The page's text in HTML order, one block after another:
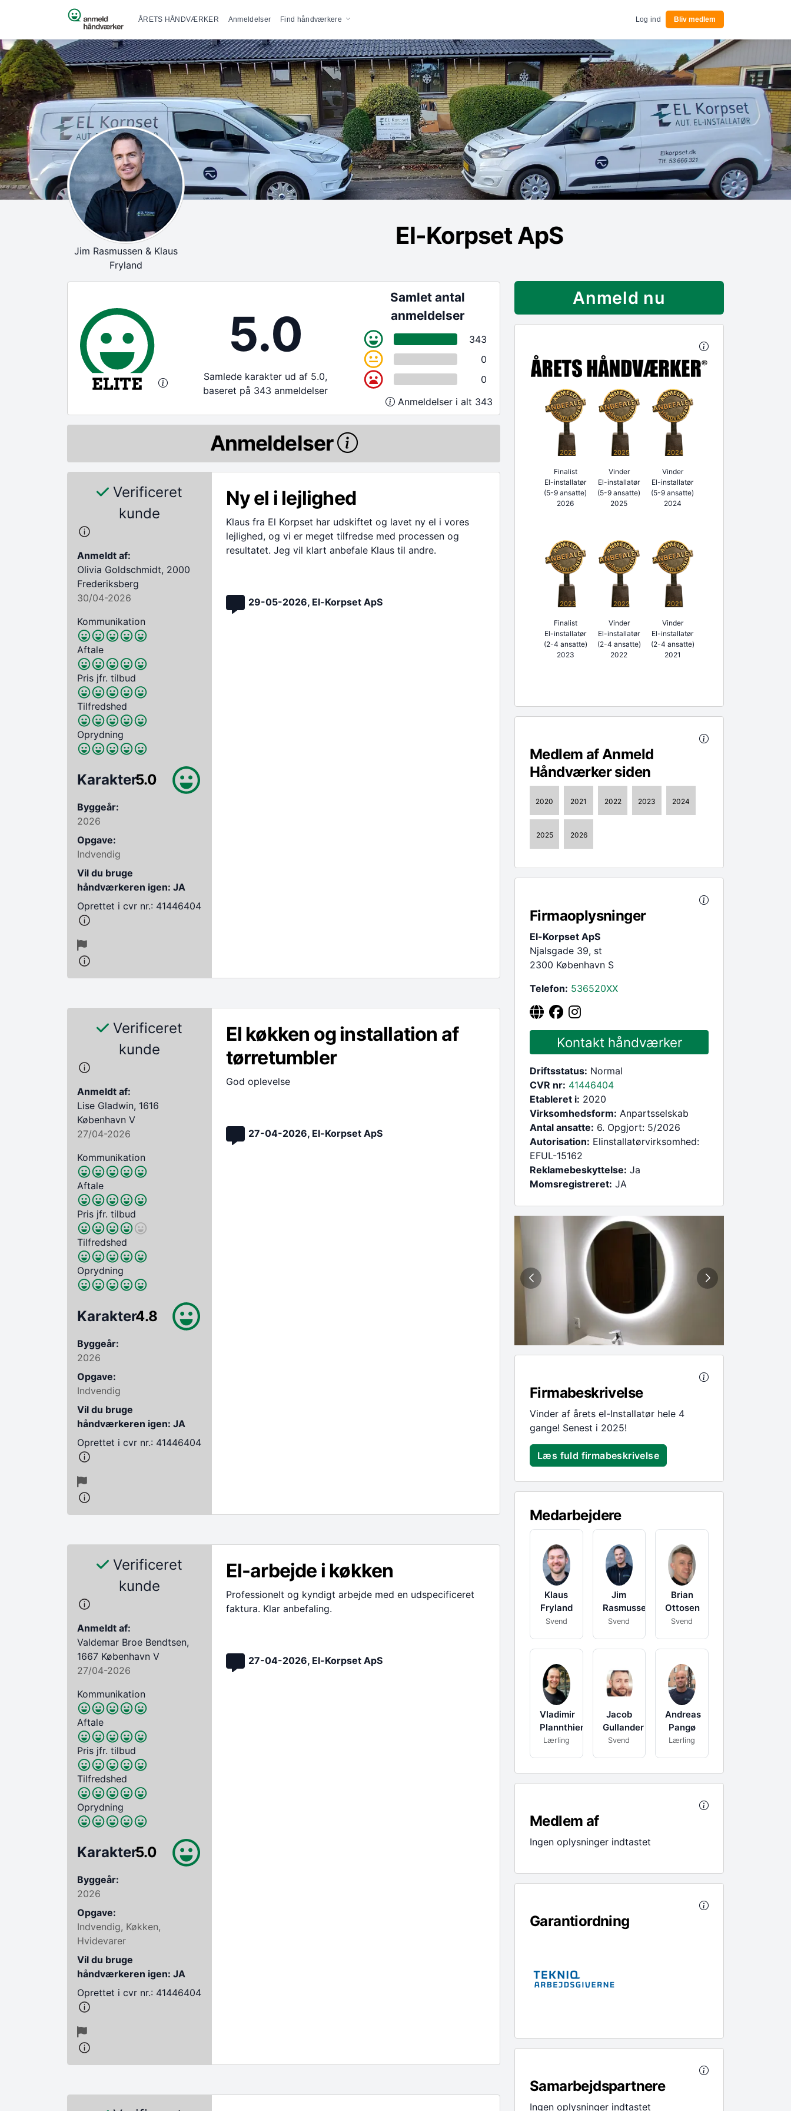
Spring til indhold Primær navigation
ÅRETS HÅNDVÆRKER Anmeldelser Find håndværkere Log ind Bliv medlem
Jim Rasmussen & Klaus
Fryland
El-Korpset ApS
5.0
Samlede karakter ud af 5.0,
baseret på 343 anmeldelser
Samlet antal
anmeldelser
343
0
0
Anmeldelser i alt 343
Anmeldelser
Verificeret
kunde
Anmeldt af:
Olivia Goldschmidt, 2000
Frederiksberg
30/04-2026
Kommunikation
Aftale
Pris jfr. tilbud
Tilfredshed
Oprydning
Karakter5.0
Byggeår:
2026
Opgave:
Indvendig
Vil du bruge
håndværkeren igen: JA
Oprettet i cvr nr.: 41446404
Ny el i lejlighed
Klaus fra El Korpset har udskiftet og lavet ny el i vores
lejlighed, og vi er meget tilfredse med processen og
resultatet. Jeg vil klart anbefale Klaus til andre.
29-05-2026, El-Korpset ApS
Verificeret
kunde
Anmeldt af:
Lise Gladwin, 1616
København V
27/04-2026
Kommunikation
Aftale
Pris jfr. tilbud
Tilfredshed
Oprydning
Karakter4.8
Byggeår:
2026
Opgave:
Indvendig
Vil du bruge
håndværkeren igen: JA
Oprettet i cvr nr.: 41446404
El køkken og installation af
tørretumbler
God oplevelse
27-04-2026, El-Korpset ApS
Verificeret
kunde
Anmeldt af:
Valdemar Broe Bendtsen,
1667 København V
27/04-2026
Kommunikation
Aftale
Pris jfr. tilbud
Tilfredshed
Oprydning
Karakter5.0
Byggeår:
2026
Opgave:
Indvendig, Køkken,
Hvidevarer
Vil du bruge
håndværkeren igen: JA
Oprettet i cvr nr.: 41446404
El-arbejde i køkken
Professionelt og kyndigt arbejde med en udspecificeret
faktura. Klar anbefaling.
27-04-2026, El-Korpset ApS
Anmeld nu
2026
Finalist
El-installatør
(5-9 ansatte)
2026
2025
Vinder
El-installatør
(5-9 ansatte)
2025
2024
Vinder
El-installatør
(5-9 ansatte)
2024
2023
Finalist
El-installatør
(2-4 ansatte)
2023
2022
Vinder
El-installatør
(2-4 ansatte)
2022
2021
Vinder
El-installatør
(2-4 ansatte)
2021
Medlem af Anmeld
Håndværker siden
2020 2021 2022 2023 2024
2025 2026
Firmaoplysninger
El-Korpset ApS
Njalsgade 39, st
2300 København S
Telefon: 536520XX
Kontakt håndværker
Driftsstatus: Normal
CVR nr: 41446404
Etableret i: 2020
Virksomhedsform: Anpartsselskab
Antal ansatte: 6. Opgjort: 5/2026
Autorisation: Elinstallatørvirksomhed:
EFUL-15162
Reklamebeskyttelse: Ja
Momsregistreret: JA
Firmabeskrivelse
Vinder af årets el-Installatør hele 4
gange! Senest i 2025!
Læs fuld firmabeskrivelse
Medarbejdere
Klaus
Fryland
Svend
Jim
Rasmussen
Svend
Brian
Ottosen
Svend
Vladimir
Plannthien
Lærling
Jacob
Gullander
Svend
Andreas
Pangø
Lærling
Medlem af
Ingen oplysninger indtastet
Garantiordning
Samarbejdspartnere
Ingen oplysninger indtastet